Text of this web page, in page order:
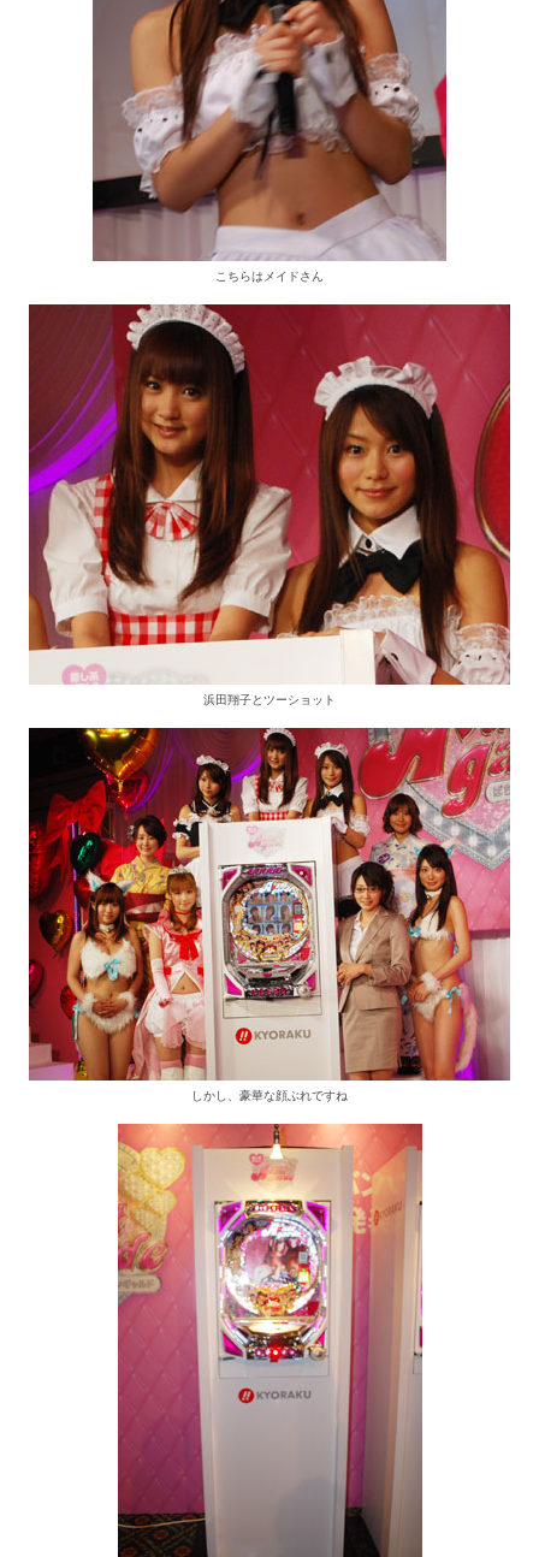
こちらはメイドさん
浜田翔子とツーショット
しかし、豪華な顔ぶれですね